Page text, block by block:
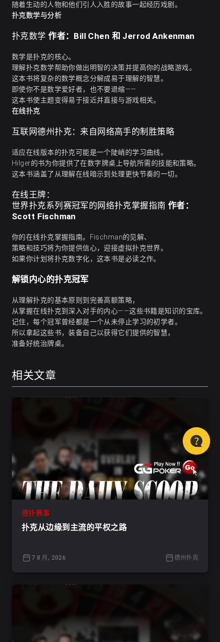
随着生动的人物和他们引人入胜的故事一起经历戏剧。
扑克数学与分析
扑克数学 作者：Bill Chen 和 Jerrod Ankenman
数学是扑克的核心。
理解扑克数学帮助你做出明智的决策并提高你的战略游戏。
这本书将复杂的数学概念分解成易于理解的智慧。
即使你不是数学爱好者，也不要退缩——
这本书使主题变得易于接近并直接与游戏相关。
在线扑克
互联网德州扑克：来自网络高手的制胜策略
适应在线版本的扑克可能是一个陡峭的学习曲线。
Hilger的书为你提供了在数字牌桌上导航所需的技能和策略。
这本书涵盖了从理解在线暗示到处理更快节奏的一切。
在线王牌：
世界扑克系列赛冠军的网络扑克掌握指南 作者：
Scott Fischman
你的在线扑克掌握指南。Fischman的见解、
策略和技巧将为你提供信心，迎接虚拟扑克世界。
如果你计划将扑克数字化，这本书是必读之作。
解锁内心的扑克冠军
从理解扑克的基本原则到完善高额策略，
从掌握在线扑克到深入对手的内心——这些书籍是知识的宝库。
记住，每个冠军曾经都是一个从未停止学习的初学者。
所以拿起这些书，装备自己以获得它们提供的智慧，
准备好统治牌桌。
相关文章
德扑赛事
扑克从边缘到主流的平权之路
7 8 月, 2026 德州扑克